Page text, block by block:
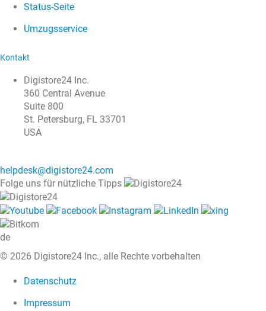
Status-Seite
Umzugsservice
Kontakt
Digistore24 Inc.
360 Central Avenue
Suite 800
St. Petersburg, FL 33701
USA
helpdesk@digistore24.com
Folge uns für nützliche Tipps
de
© 2026 Digistore24 Inc., alle Rechte vorbehalten
Datenschutz
Impressum